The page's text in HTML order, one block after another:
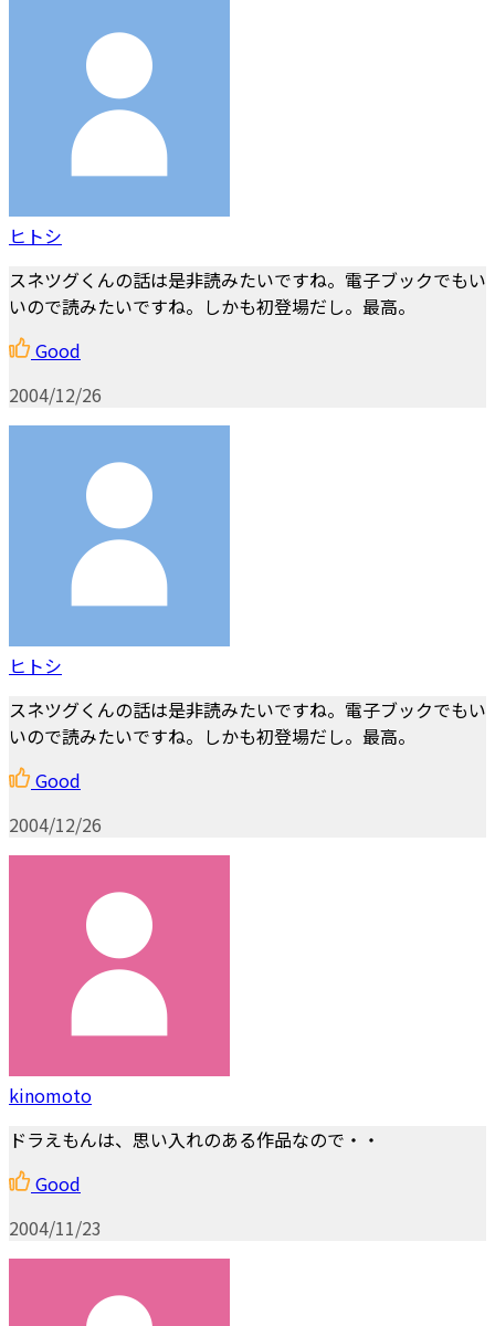
ヒトシ
スネツグくんの話は是非読みたいですね。電子ブックでもい
いので読みたいですね。しかも初登場だし。最高。
Good
2004/12/26
ヒトシ
スネツグくんの話は是非読みたいですね。電子ブックでもい
いので読みたいですね。しかも初登場だし。最高。
Good
2004/12/26
kinomoto
ドラえもんは、思い入れのある作品なので・・
Good
2004/11/23